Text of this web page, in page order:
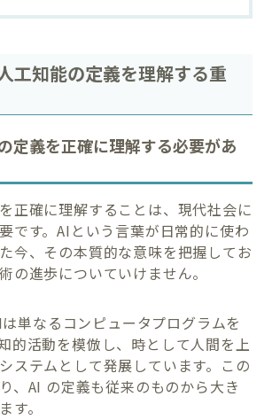
工知能の定義を理解する重
定義を正確に理解する必要があ
正確に理解することは、現代社会に
です。AIという言葉が日常的に使わ
今、その本質的な意味を把握してお
の進歩についていけません。
単なるコンピュータプログラムを
的活動を模倣し、時として人間を上
ステムとして発展しています。この
、AI の定義も従来のものから大き
す。